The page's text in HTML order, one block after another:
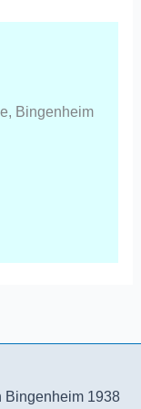
Bin­gen­heim
Bingenheim 1938